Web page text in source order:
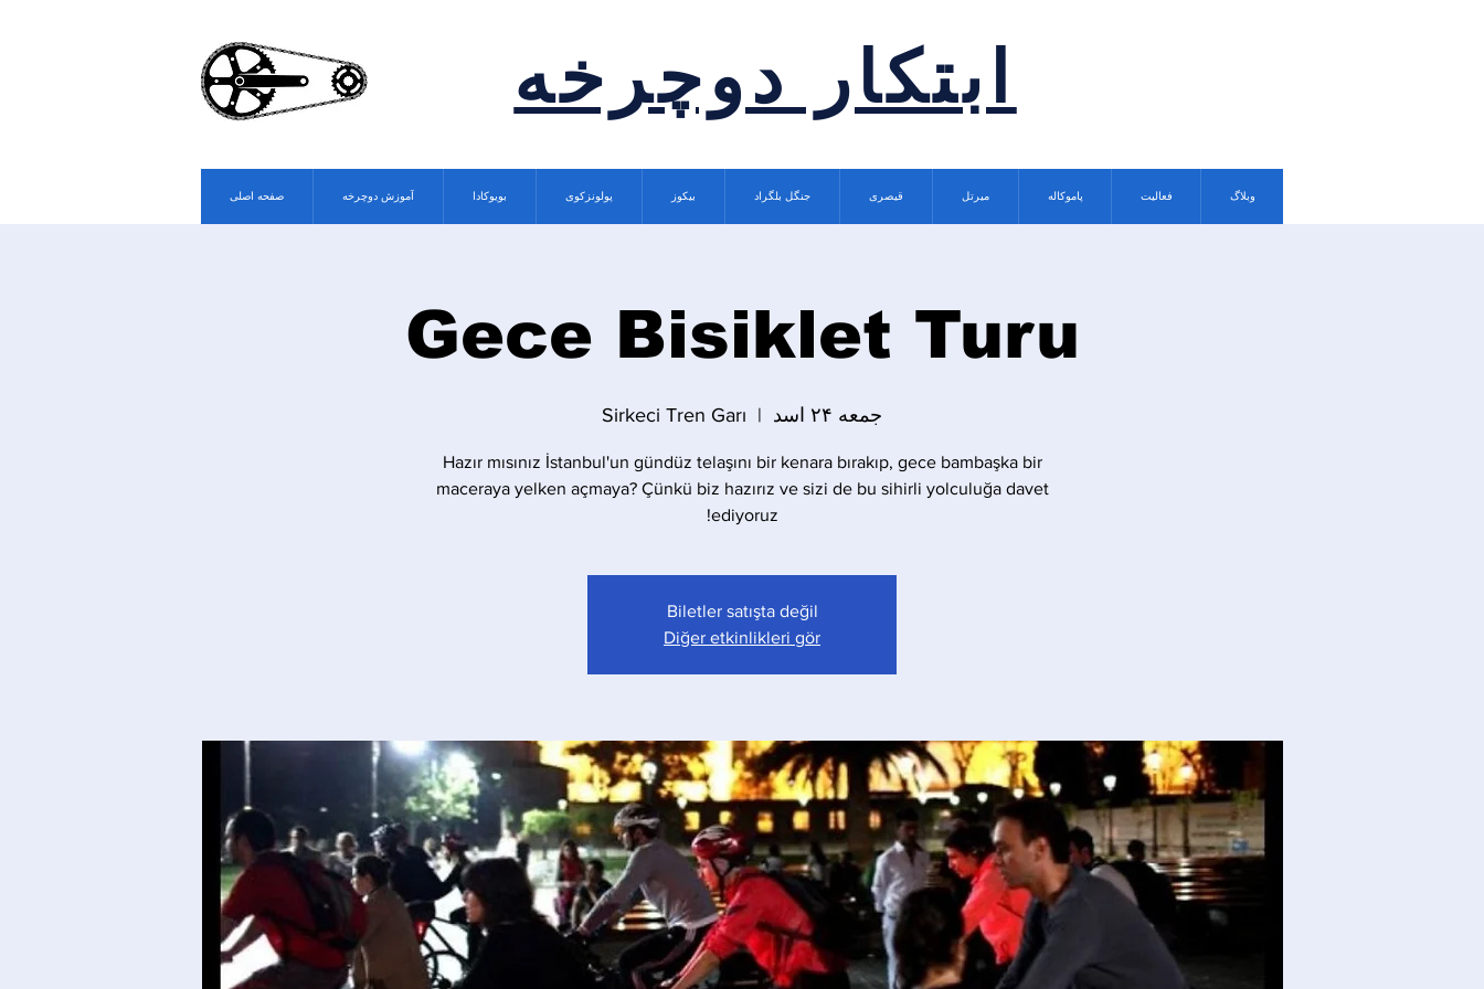
ابتکار دوچرخه
صفحه اصلی آموزش دوچرخه بویوکادا پولونزکوی بیکوز جنگل بلگراد قیصری میرتل پاموکاله فعالیت وبلاگ
Gece Bisiklet Turu
جمعه ۲۴ اسد
  |
Sirkeci Tren Garı
Hazır mısınız İstanbul'un gündüz telaşını bir kenara bırakıp, gece bambaşka bir
maceraya yelken açmaya? Çünkü biz hazırız ve sizi de bu sihirli yolculuğa davet
ediyoruz!
Biletler satışta değil
Diğer etkinlikleri gör